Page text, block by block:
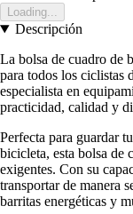
Loading...
Descripción
La bolsa de cuadro de
para todos los ciclistas
especialista en
practicidad, calidad y
Perfecta para guardar
bicicleta, esta bolsa de
exigentes. Con su
transportar de manera
barritas energéticas y